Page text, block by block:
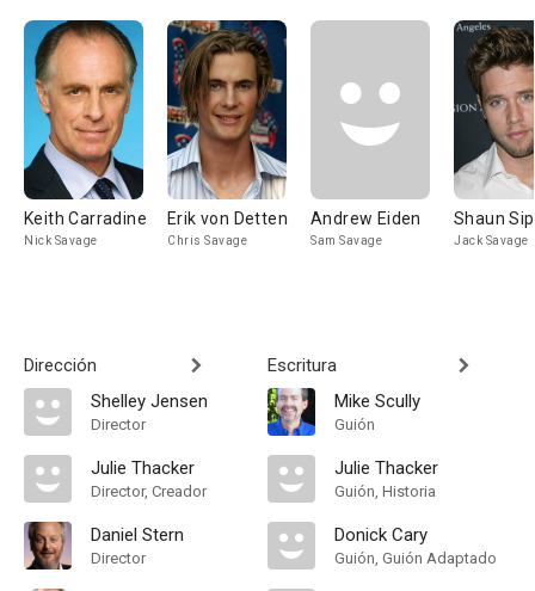
Keith Carradine
Nick Savage
Erik von Detten
Chris Savage
Andrew Eiden
Sam Savage
Shaun
Jack Savage
Dirección
Shelley Jensen
Director
Julie Thacker
Director, Creador
Daniel Stern
Director
Escritura
Mike Scully
Guión
Julie Thacker
Guión, Historia
Donick Cary
Guión, Guión Adaptado